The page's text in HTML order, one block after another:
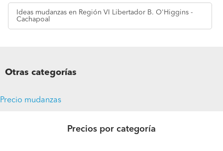
Ideas mudanzas en Región VI Libertador B. O'Higgins -
Cachapoal
Otras categorías
Precio mudanzas
Precios por categoría